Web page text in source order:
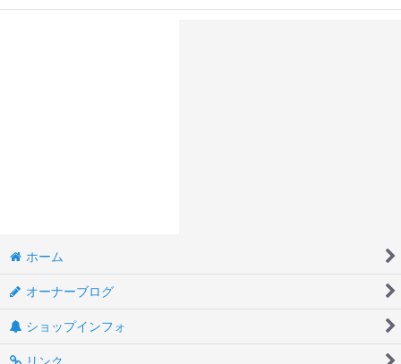
ホーム
オーナーブログ
ショップインフォ